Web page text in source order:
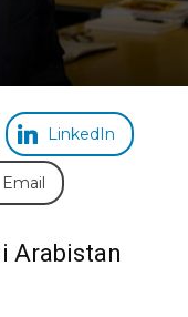
LinkedIn
Email
Arabistan